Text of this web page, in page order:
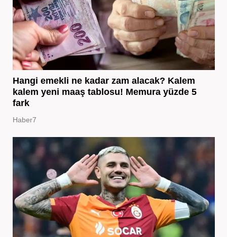
Hangi emekli ne kadar zam alacak? Kalem
kalem yeni maaş tablosu! Memura yüzde 5
fark
Haber7